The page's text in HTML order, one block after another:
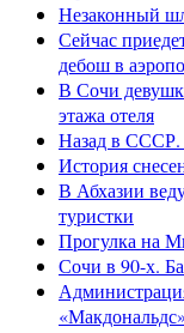
Незаконный
Сейчас
дебош в
В Сочи
этажа отеля
Назад в СССР.
История
В Абхазии
туристки
Прогулка на
Сочи в 90-х.
«Макдональдс»